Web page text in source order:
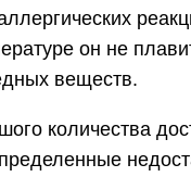
он не
веществ.
количества